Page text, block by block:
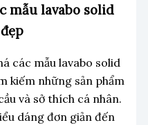
mẫu lavabo solid
các mẫu lavabo solid
kiếm những sản phẩm
và sở thích cá nhân.
dáng đơn giản đến